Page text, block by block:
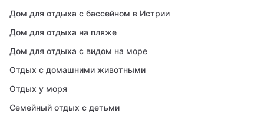
Дом для отдыха с бассейном в Истрии
Дом для отдыха на пляже
Дом для отдыха с видом на море
Отдых с домашними животными
Отдых у моря
Семейный отдых с детьми